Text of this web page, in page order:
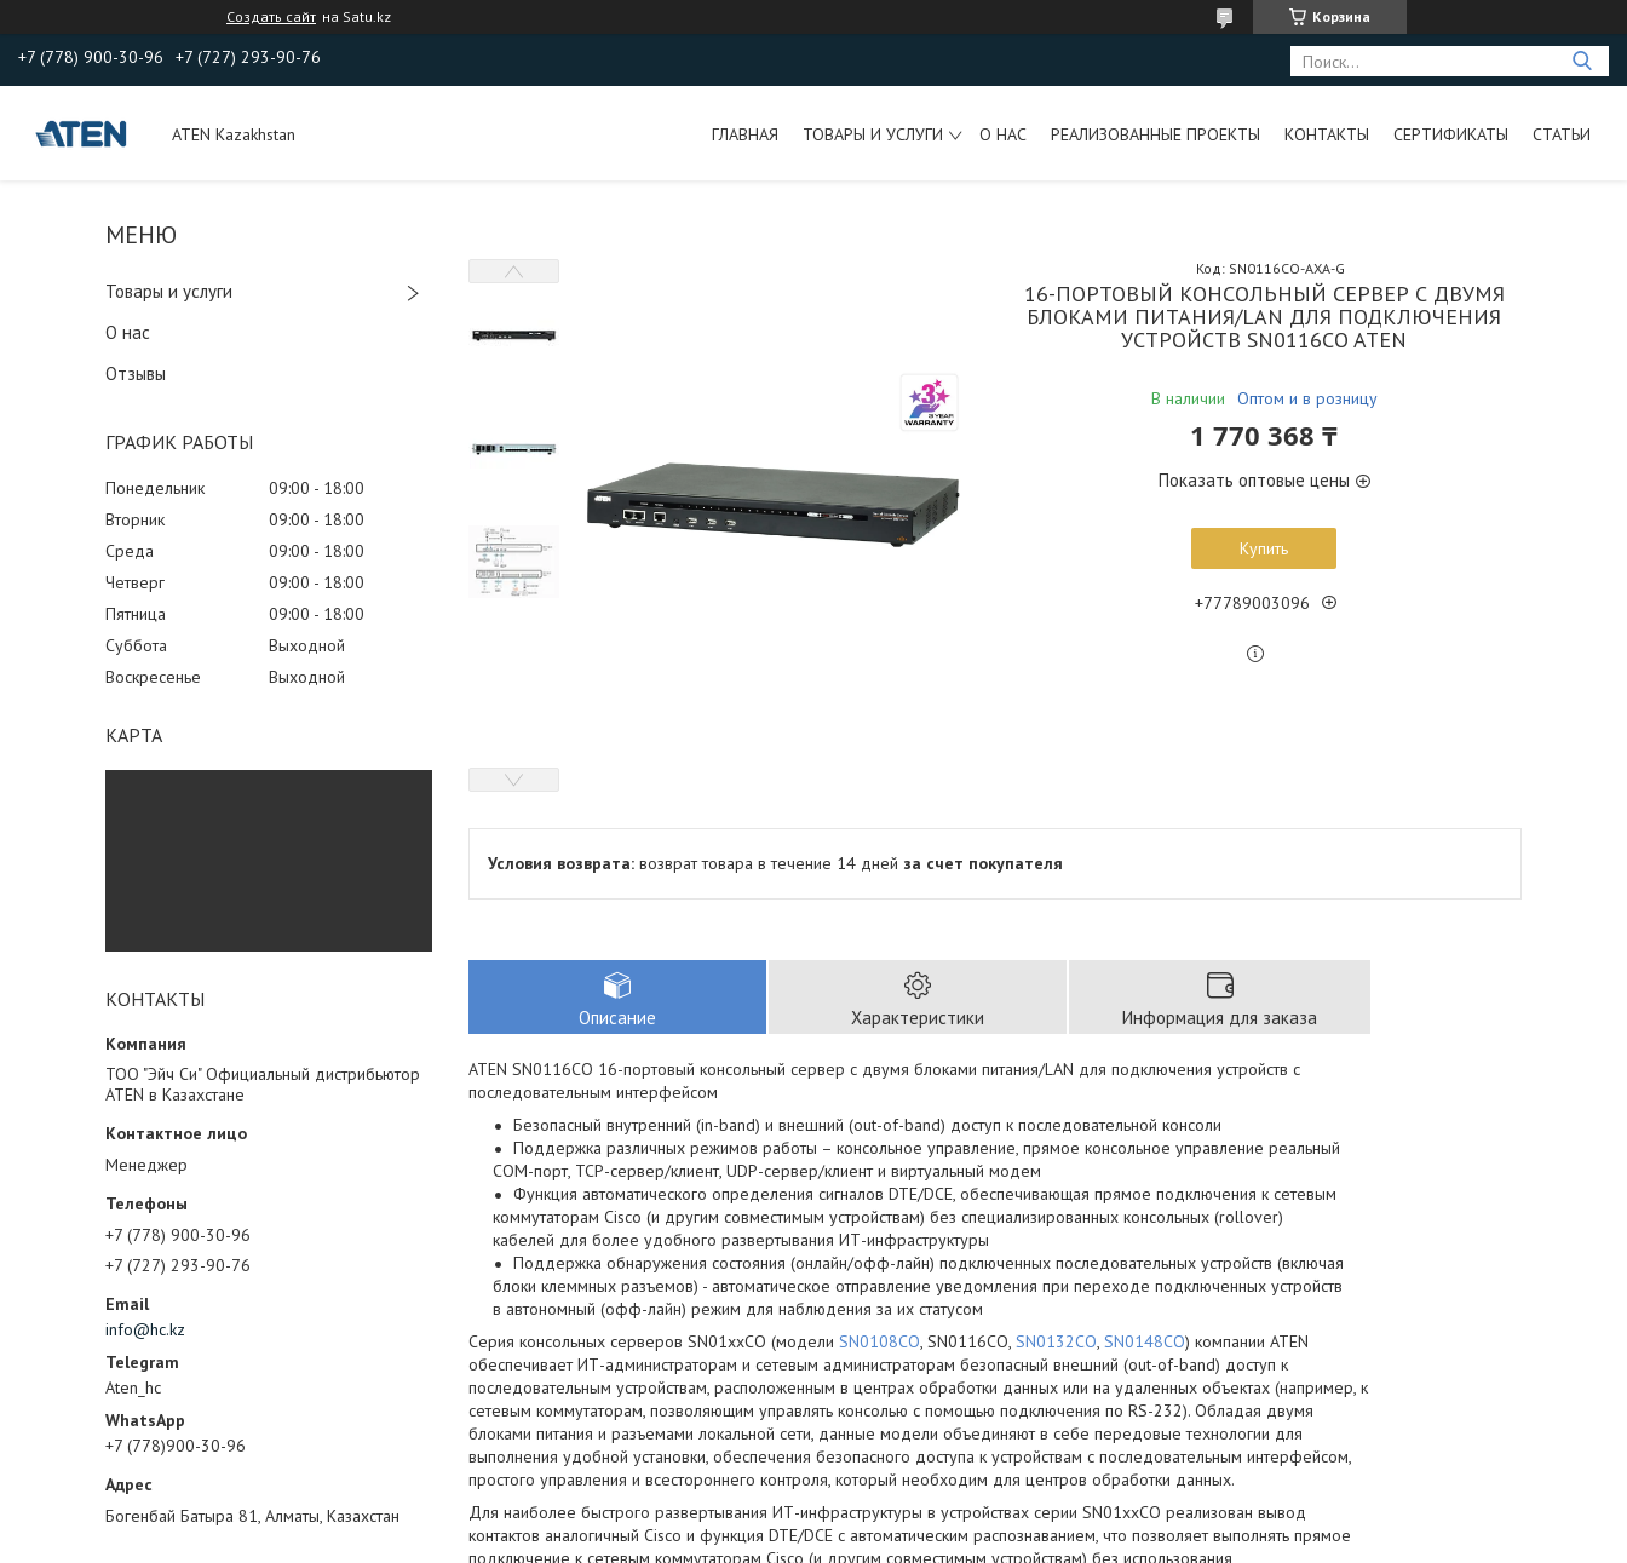
Создать сайт на Satu.kz Корзина
+7 (778) 900-30-96 +7 (727) 293-90-76
ATEN Kazakhstan ГЛАВНАЯ ТОВАРЫ И УСЛУГИ О НАС РЕАЛИЗОВАННЫЕ ПРОЕКТЫ КОНТАКТЫ СЕРТИФИКАТЫ СТАТЬИ
Товары и услуги
О нас
Отзывы
ГРАФИК РАБОТЫ
Понедельник 09:00
18:00
Вторник
09:00
18:00
Среда
09:00
18:00
Четверг
09:00
18:00
Пятница
09:00
18:00
Суббота
Выходной
Воскресенье
Выходной
КАРТА
КОНТАКТЫ
ТОО "Эйч Си" Официальный дистрибьютор
ATEN в Казахстане
Менеджер
+7 (778) 900-30-96
+7 (727) 293-90-76
info@hc.kz
Aten_hc
+7 (778)900-30-96
Богенбай Батыра 81, Алматы, Казахстан
16-ПОРТОВЫЙ КОНСОЛЬНЫЙ СЕРВЕР С ДВУМЯ
БЛОКАМИ ПИТАНИЯ/LAN ДЛЯ ПОДКЛЮЧЕНИЯ
УСТРОЙСТВ SN0116CO ATEN
В наличии Оптом и в розницу
Код: SN0116CO-AXA-G
1 770 368 ₸
Показать оптовые цены
Купить
+77789003096
возврат товара в течение 14 дней за счет покупателя
Описание Характеристики Информация для заказа
ATEN SN0116CO 16-портовый консольный сервер с двумя блоками питания/LAN для подключения устройств с
последовательным интерфейсом
Безопасный внутренний (in-band) и внешний (out-of-band) доступ к последовательной консоли
Поддержка различных режимов работы – консольное управление, прямое консольное управление реальный
COM-порт, TCP-сервер/клиент, UDP-сервер/клиент и виртуальный модем
Функция автоматического определения сигналов DTE/DCE, обеспечивающая прямое подключения к сетевым
коммутаторам Cisco (и другим совместимым устройствам) без специализированных консольных (rollover)
кабелей для более удобного развертывания ИТ-инфраструктуры
Поддержка обнаружения состояния (онлайн/офф-лайн) подключенных последовательных устройств (включая
блоки клеммных разъемов) - автоматическое отправление уведомления при переходе подключенных устройств
в автономный (офф-лайн) режим для наблюдения за их статусом
Серия консольных серверов SN01xxCO (модели SN0108CO, SN0116CO, SN0132CO, SN0148CO) компании ATEN
обеспечивает ИТ-администраторам и сетевым администраторам безопасный внешний (out-of-band) доступ к
последовательным устройствам, расположенным в центрах обработки данных или на удаленных объектах (например, к
сетевым коммутаторам, позволяющим управлять консолью с помощью подключения по RS-232). Обладая двумя
блоками питания и разъемами локальной сети, данные модели объединяют в себе передовые технологии для
выполнения удобной установки, обеспечения безопасного доступа к устройствам с последовательным интерфейсом,
простого управления и всестороннего контроля, который необходим для центров обработки данных.
Для наиболее быстрого развертывания ИТ-инфраструктуры в устройствах серии SN01xxCO реализован вывод
контактов аналогичный Cisco и функция DTE/DCE с автоматическим распознаванием, что позволяет выполнять прямое
подключение к сетевым коммутаторам Cisco (и другим совместимым устройствам) без использования